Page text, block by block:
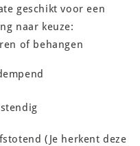
geschikt voor een
naar keuze:
of behangen
(Je herkent deze